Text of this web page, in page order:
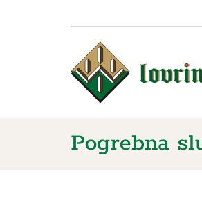
Pogrebna